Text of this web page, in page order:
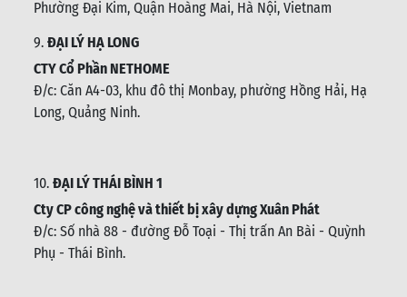
Phường Đại Kim, Quận Hoàng Mai, Hà Nội, Vietnam
9. ĐẠI LÝ HẠ LONG
CTY Cổ Phần NETHOME
Đ/c: Căn A4-03, khu đô thị Monbay, phường Hồng Hải, Hạ
Long, Quảng Ninh.
10. ĐẠI LÝ THÁI BÌNH 1
Cty CP công nghệ và thiết bị xây dựng Xuân Phát
Đ/c: Số nhà 88 - đường Đỗ Toại - Thị trấn An Bài - Quỳnh
Phụ - Thái Bình.